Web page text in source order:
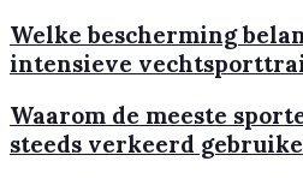
Welke bescherming
intensieve
Waarom de meeste
steeds verkeerd